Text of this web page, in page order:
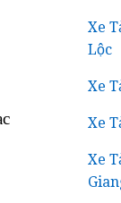
Xe
Lộc
Xe
Xe
Xe